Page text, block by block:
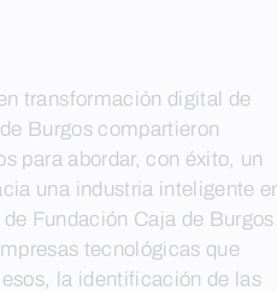
transformación digital de
Burgos compartieron
para abordar, con éxito, un
una industria inteligente
Fundación Caja de
tecnológicas que
la identificación de las